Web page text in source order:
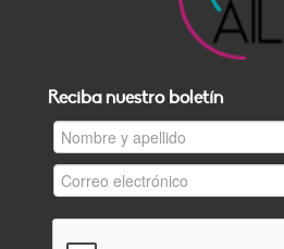
Reciba nuestro boletín